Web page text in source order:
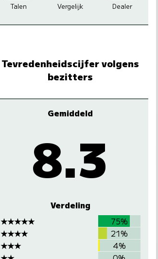
Talen Vergelijk Dealer
Tevredenheidscijfer volgens
bezitters
Gemiddeld
8.3
Verdeling
★★★★★
75%
★★★★
21%
★★★
4%